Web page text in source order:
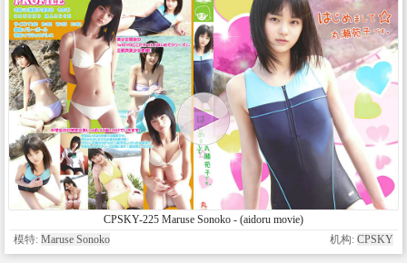
CPSKY-225 Maruse Sonoko - (aidoru movie)
模特: Maruse Sonoko 机构: CPSKY